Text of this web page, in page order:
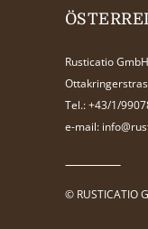
Rusticatio GmbH
Tel.: +43/1/
e-mail:
© RUSTICATIO